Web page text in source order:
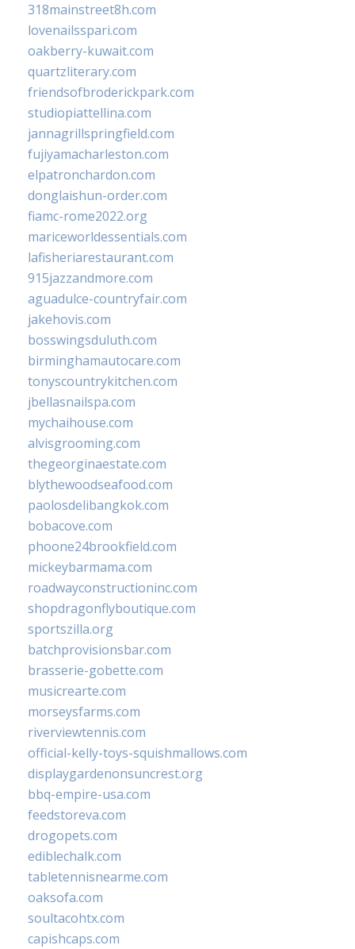
318mainstreet8h.com
lovenailsspari.com
oakberry-kuwait.com
quartzliterary.com
friendsofbroderickpark.com
studiopiattellina.com
jannagrillspringfield.com
fujiyamacharleston.com
elpatronchardon.com
donglaishun-order.com
fiamc-rome2022.org
mariceworldessentials.com
lafisheriarestaurant.com
915jazzandmore.com
aguadulce-countryfair.com
jakehovis.com
bosswingsduluth.com
birminghamautocare.com
tonyscountrykitchen.com
jbellasnailspa.com
mychaihouse.com
alvisgrooming.com
thegeorginaestate.com
blythewoodseafood.com
paolosdelibangkok.com
bobacove.com
phoone24brookfield.com
mickeybarmama.com
roadwayconstructioninc.com
shopdragonflyboutique.com
sportszilla.org
batchprovisionsbar.com
brasserie-gobette.com
musicrearte.com
morseysfarms.com
riverviewtennis.com
official-kelly-toys-squishmallows.com
displaygardenonsuncrest.org
bbq-empire-usa.com
feedstoreva.com
drogopets.com
ediblechalk.com
tabletennisnearme.com
oaksofa.com
soultacohtx.com
capishcaps.com